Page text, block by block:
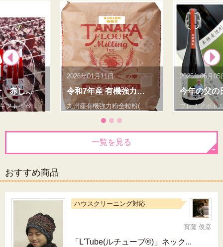
2026年01月11日
令和7年産 有機強力…
九州産有機強力粉全粒粉(…
2025年06月05
今年の父
プレミアボ
赤し…
ギフト ６…
一覧を見る
おすすめ商品
ハウスクリーニング対応
實藤 俊彦
「L'Tube(ルチューブ®)」ネック...